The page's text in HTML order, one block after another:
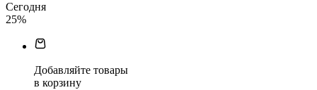
Сегодня
25%
Добавляйте товары
в корзину